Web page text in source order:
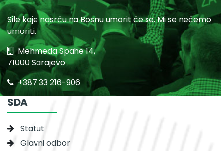
Sile koje nasrću na Bosnu umorit će se. Mi se nećemo
umoriti.
Mehmeda Spahe 14,
71000 Sarajevo
+387 33 216-906
SDA
Statut
Glavni odbor